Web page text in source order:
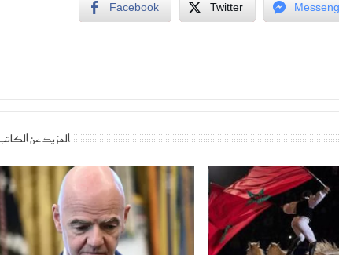
Facebook Twitter
المزيد عن